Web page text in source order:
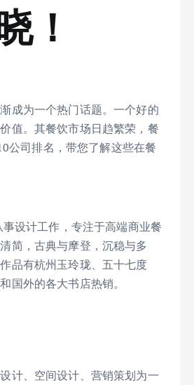
！
成为一个热门话题。一个好的
值。其餐饮市场日趋繁荣，餐
公司排名，带您了解这些在餐
设计工作，专注于高端商业餐
简，古典与摩登，沉稳与多
品有杭州玉玲珑、五十七度
国外的各大书店热销。
计、空间设计、营销策划为一